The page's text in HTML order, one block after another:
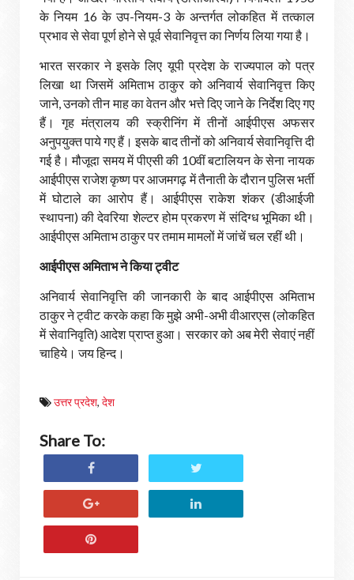
के नियम 16 के उप-नियम-3 के अन्तर्गत लोकहित में तत्काल
प्रभाव से सेवा पूर्ण होने से पूर्व सेवानिवृत्त का निर्णय लिया गया है।
भारत सरकार ने इसके लिए यूपी प्रदेश के राज्यपाल को पत्र
लिखा था जिसमें अमिताभ ठाकुर को अनिवार्य सेवानिवृत्त किए
जाने, उनको तीन माह का वेतन और भत्ते दिए जाने के निर्देश दिए गए
हैं। गृह मंत्रालय की स्क्रीनिंग में तीनों आईपीएस अफसर
अनुपयुक्त पाये गए हैं। इसके बाद तीनों को अनिवार्य सेवानिवृत्ति दी
गई है। मौजूदा समय में पीएसी की 10वीं बटालियन के सेना नायक
आईपीएस राजेश कृष्ण पर आजमगढ़ में तैनाती के दौरान पुलिस भर्ती
में घोटाले का आरोप हैं। आईपीएस राकेश शंकर (डीआईजी
स्थापना) की देवरिया शेल्टर होम प्रकरण में संदिग्ध भूमिका थी।
आईपीएस अमिताभ ठाकुर पर तमाम मामलों में जांचें चल रहीं थी।
आईपीएस अमिताभ ने किया ट्वीट
अनिवार्य सेवानिवृत्ति की जानकारी के बाद आईपीएस अमिताभ
ठाकुर ने ट्वीट करके कहा कि मुझे अभी-अभी वीआरएस (लोकहित
में सेवानिवृति) आदेश प्राप्त हुआ। सरकार को अब मेरी सेवाएं नहीं
चाहिये। जय हिन्द।
उत्तर प्रदेश, देश
Share To: